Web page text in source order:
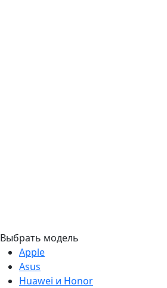
Выбрать модель
Apple
Asus
Huawei и Honor